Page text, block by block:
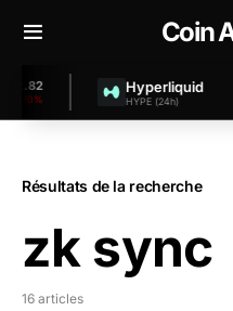
Coin
Hyperliquid
HYPE (24h)
Résultats de la recherche
zk sync
16 articles